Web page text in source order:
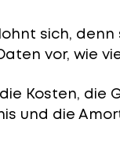
sich, denn
vor, wie
Kosten, die
und die